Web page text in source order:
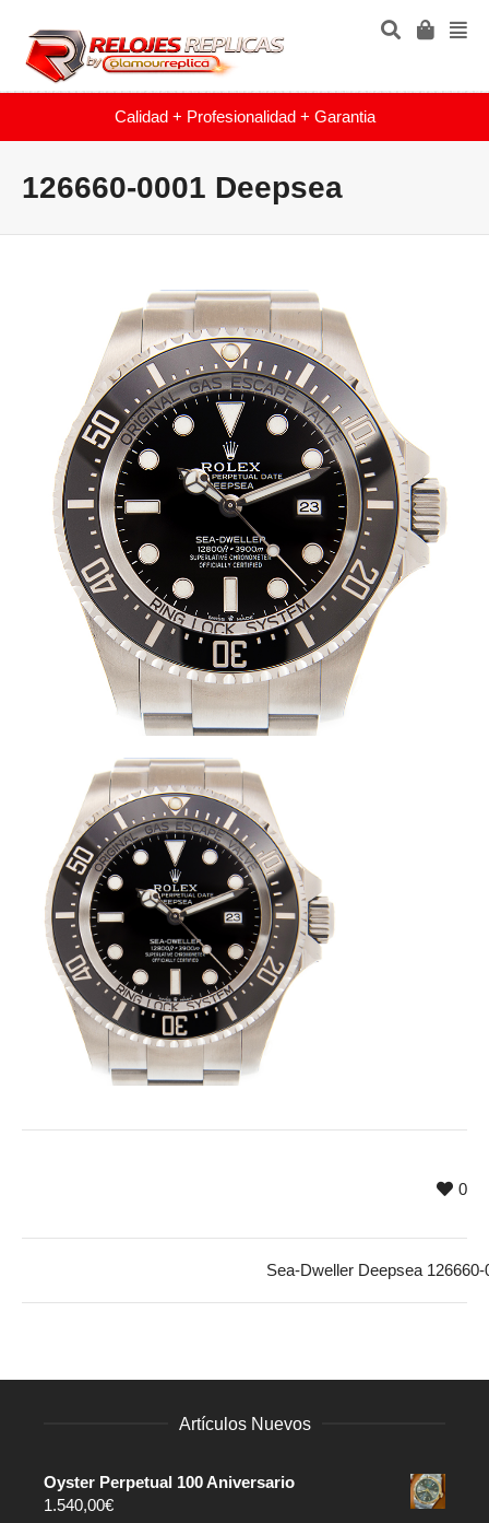
Calidad + Profesionalidad + Garantia
126660-0001 Deepsea
0
Sea-Dweller Deepsea 126660-
Artículos Nuevos
Oyster Perpetual 100 Aniversario
1.540,00€